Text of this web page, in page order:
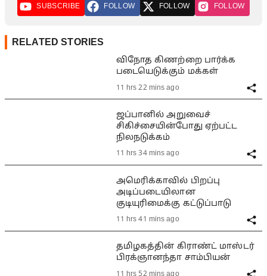
SUBSCRIBE FOLLOW FOLLOW FOLLOW
RELATED STORIES
விநோத கிணற்றை பார்க்க
படையெடுக்கும் மக்கள்
11 hrs 22 mins ago
ஜப்பானில் அறுவைச்
சிகிச்சையின்போது ஏற்பட்ட
நிலநடுக்கம்
11 hrs 34 mins ago
அமெரிக்காவில் பிறப்பு
அடிப்படையிலான
குடியுரிமைக்கு கட்டுப்பாடு
11 hrs 41 mins ago
தமிழகத்தின் கிராண்ட் மாஸ்டர்
பிரக்ஞானந்தா சாம்பியன்
11 hrs 52 mins ago